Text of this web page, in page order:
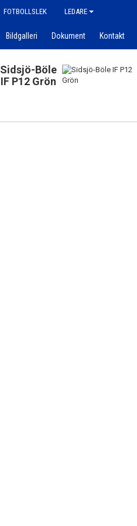
FOTBOLLSLEK LEDARE
Bildgalleri Dokument Kontakt
Sidsjö-Böle
IF P12 Grön